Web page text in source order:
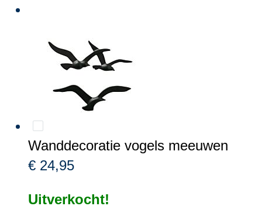
Wanddecoratie vogels meeuwen
€ 24,95
Uitverkocht!